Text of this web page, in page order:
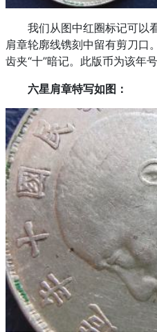
我们从图中红圈标记可以看
肩章轮廓线镌刻中留有剪刀口
齿夹“十”暗记。此版币为该年
六星肩章特写如图：